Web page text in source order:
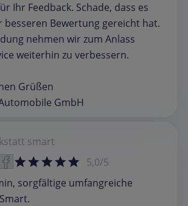
Ihr Feedback. Schade, dass es
besseren Bewertung gereicht hat.
nehmen wir zum Anlass
weiterhin zu verbessern.
Grüßen
GmbH
smart
5,0/5
sorgfältige umfangreiche